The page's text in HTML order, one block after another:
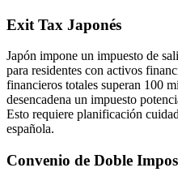
Exit Tax Japonés
Japón impone un impuesto de
para residentes con activos
financieros totales superan 100
desencadena un impuesto
Esto requiere planificación
española.
Convenio de Doble